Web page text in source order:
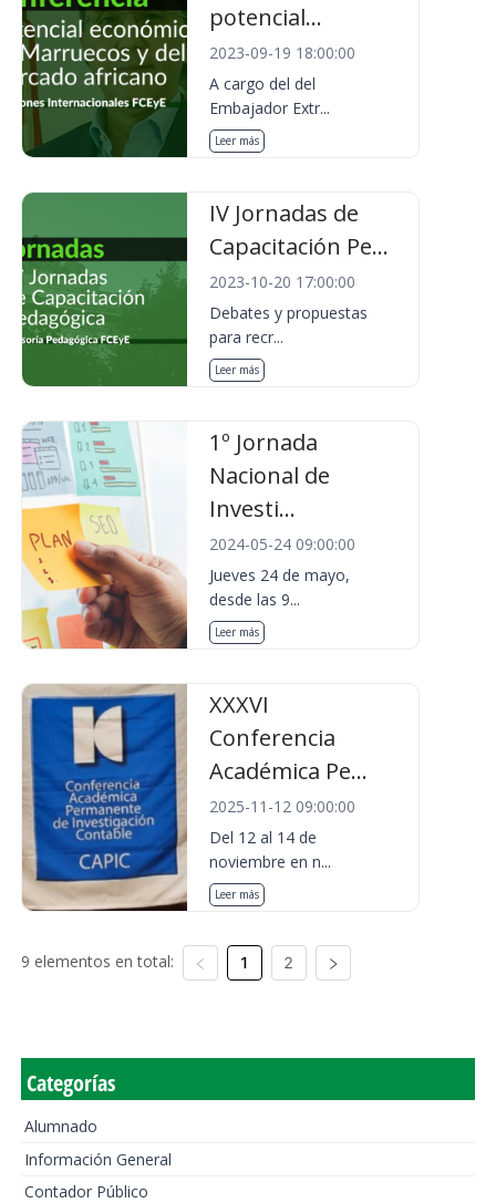
potencial...
2023-09-19 18:00:00
A cargo del del
Embajador Extr...
Leer más
IV Jornadas de
Capacitación Pe...
2023-10-20 17:00:00
Debates y propuestas
para recr...
Leer más
1º Jornada
Nacional de
Investi...
2024-05-24 09:00:00
Jueves 24 de mayo,
desde las 9...
Leer más
XXXVI
Conferencia
Académica Pe...
2025-11-12 09:00:00
Del 12 al 14 de
noviembre en n...
Leer más
9 elementos en total: 1 2
Categorías
Alumnado
Información General
Contador Público